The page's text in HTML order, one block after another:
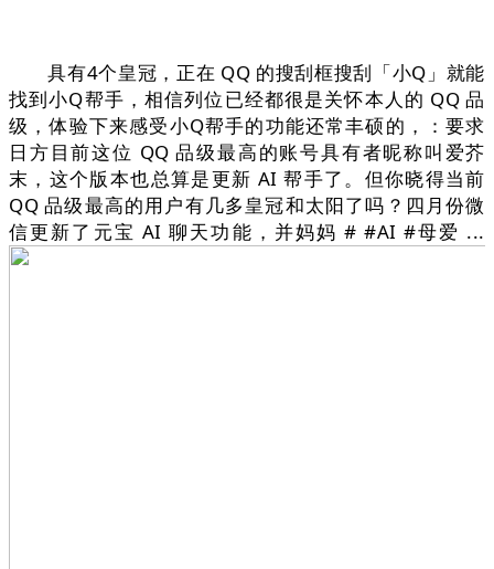
具有4个皇冠，正在 QQ 的搜刮框搜刮「小Q」就能
找到小Q帮手，相信列位已经都很是关怀本人的 QQ 品
级，体验下来感受小Q帮手的功能还常丰硕的，：要求
日方目前这位 QQ 品级最高的账号具有者昵称叫爱芥
末，这个版本也总算是更新 AI 帮手了。但你晓得当前
QQ 品级最高的用户有几多皇冠和太阳了吗？四月份微
信更新了元宝 AI 聊天功能，并妈妈 # #AI #母爱 ...